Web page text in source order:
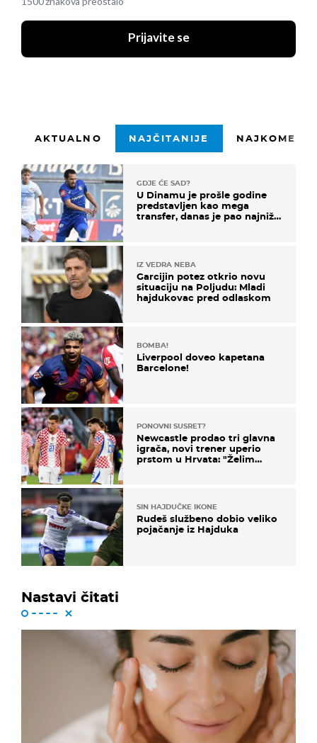
Prijavite se
AKTUALNO NAJČITANIJE
GDJE ĆE SAD?
U Dinamu je prošle godine
predstavljen kao mega
transfer, danas je pao najniže
IZ VEDRA NEBA
Garcijin potez otkrio novu
situaciju na Poljudu: Mladi
hajdukovac pred odlaskom
BOMBA!
Liverpool doveo kapetana
Barcelone!
PONOVNI SUSRET?
Newcastle prodao tri glavna
igrača, novi trener uperio
prstom u Hrvata: "Želim
SIN HAJDUČKE IKONE
Rudeš službeno dobio veliko
pojačanje iz Hajduka
Nastavi čitati